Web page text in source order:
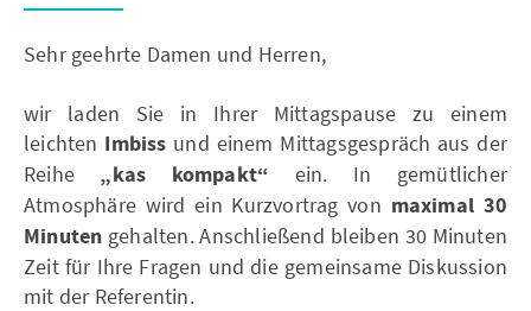
Sehr geehrte Damen und Herren,
wir laden Sie in Ihrer Mittagspause zu einem
leichten Imbiss und einem Mittagsgespräch aus der
Reihe „kas kompakt“ ein. In gemütlicher
Atmosphäre wird ein Kurzvortrag von maximal 30
Minutengehalten. Anschließend bleiben 30 Minuten
Zeit für Ihre Fragen und die gemeinsame Diskussion
mit der Referentin.